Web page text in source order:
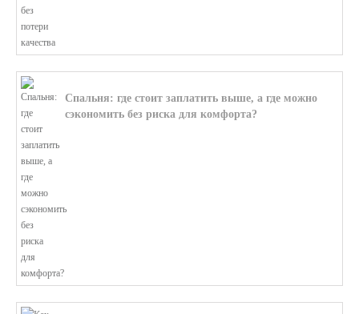
Спальня: где стоит заплатить выше, а где можно
сэкономить без риска для комфорта?